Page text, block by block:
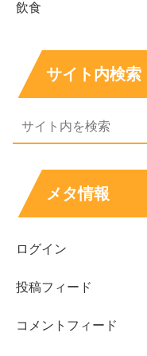
飲食
サイト内検索
メタ情報
ログイン
投稿フィード
コメントフィード